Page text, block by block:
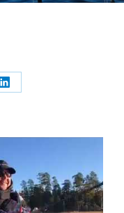
Share